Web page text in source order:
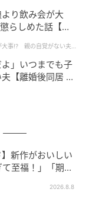
より飲み会が大
しめた話【第1
大事!? 親の自覚がない夫を
よ」いつまでも子
【離婚後同居 Vo
新作がおいしい
至福！」「期待
2026.8.8